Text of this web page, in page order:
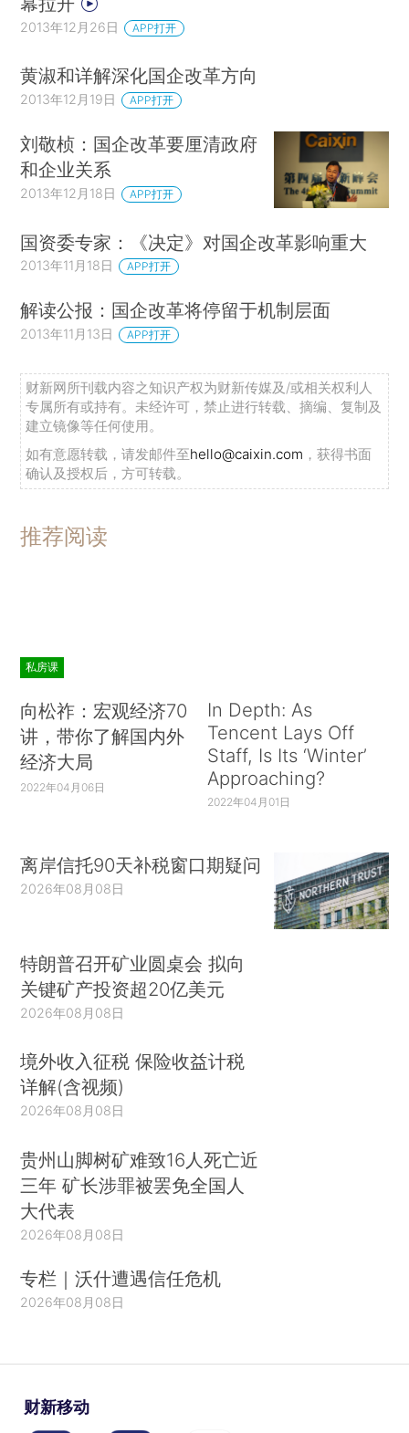
2013年12月26日 APP打开
黄淑和详解深化国企改革方向
2013年12月19日 APP打开
刘敬桢：国企改革要厘清政府
和企业关系
2013年12月18日 APP打开
国资委专家：《决定》对国企改革影响重大
2013年11月18日 APP打开
解读公报：国企改革将停留于机制层面
2013年11月13日 APP打开
财新网所刊载内容之知识产权为财新传媒及/或相关权利人
专属所有或持有。未经许可，禁止进行转载、摘编、复制及
建立镜像等任何使用。
如有意愿转载，请发邮件至hello@caixin.com ，获得书面
确认及授权后，方可转载。
推荐阅读
私房课
向松祚：宏观经济70
讲，带你了解国内外
经济大局
2022年04月06日
In Depth: As
Tencent Lays Off
Staff, Is Its ‘Winter’
Approaching?
2022年04月01日
离岸信托90天补税窗口期疑问
2026年08月08日
特朗普召开矿业圆桌会 拟向
关键矿产投资超20亿美元
2026年08月08日
境外收入征税 保险收益计税
详解(含视频)
2026年08月08日
贵州山脚树矿难致16人死亡近
三年 矿长涉罪被罢免全国人
大代表
2026年08月08日
专栏｜沃什遭遇信任危机
2026年08月08日
财新移动